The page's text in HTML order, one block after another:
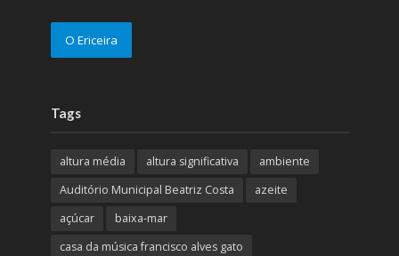
O Ericeira
Tags
altura média altura significativa
ambiente
Auditório Municipal Beatriz Costa
azeite
açúcar
baixa-mar
casa da música francisco alves gato